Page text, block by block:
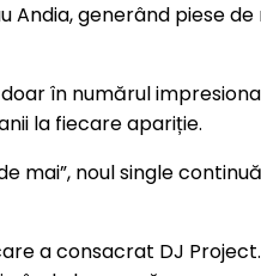
Andia, generând piese
în numărul
la fiecare apariție.
mai”, noul single
a consacrat DJ